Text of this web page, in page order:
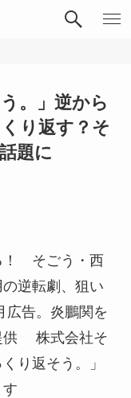
。」逆から
り返す？そ
題に
！ そごう・西
逆転劇、狙い
広告。炎鵬関を
供 株式会社そ
り返そう。」